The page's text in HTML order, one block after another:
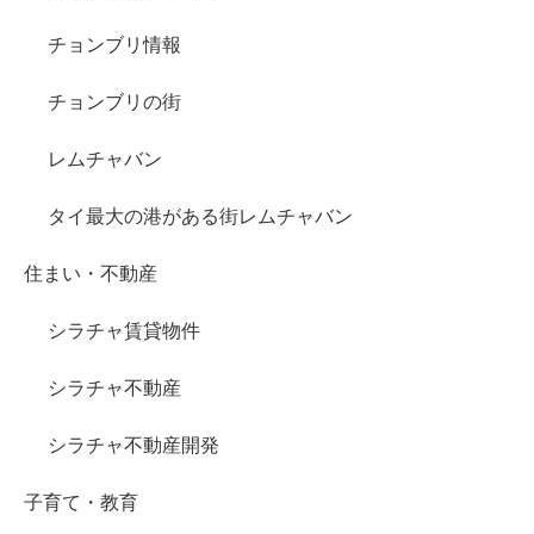
チョンブリ情報
チョンブリの街
レムチャバン
タイ最大の港がある街レムチャバン
住まい・不動産
シラチャ賃貸物件
シラチャ不動産
シラチャ不動産開発
子育て・教育